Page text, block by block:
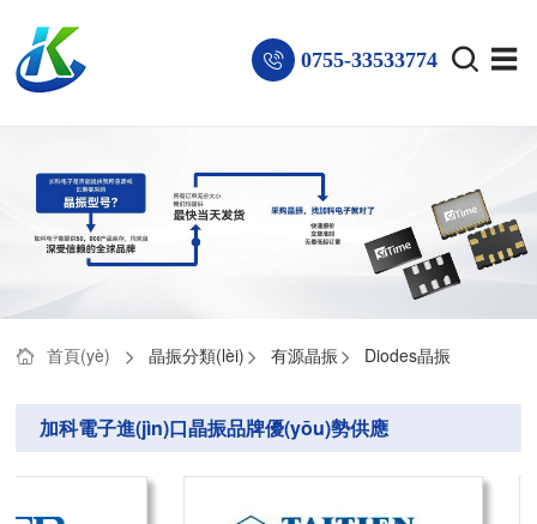
0755-33533774
首頁(yè) 晶振分類(lèi) 有源晶振 Diodes晶振
加科電子進(jìn)口晶振品牌優(yōu)勢供應